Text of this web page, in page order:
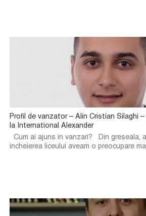
Profil de vanzator – Alin Cristian Silaghi
la International Alexander
Cum ai ajuns in vanzari? Din greseala,
incheierea liceului aveam o preocupare